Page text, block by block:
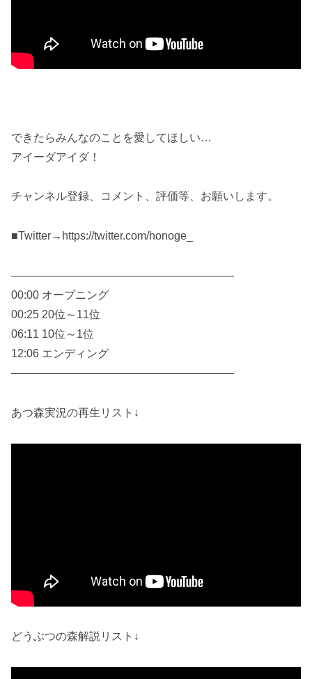
できたらみんなのことを愛してほしい…
アイーダアイダ！
チャンネル登録、コメント、評価等、お願いします。
■Twitter→https://twitter.com/honoge_
————————————————————
00:00 オープニング
00:25 20位～11位
06:11 10位～1位
12:06 エンディング
————————————————————
あつ森実況の再生リスト↓
どうぶつの森解説リスト↓